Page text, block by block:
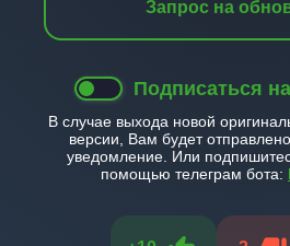
Запрос на
Подписаться
В случае выхода новой
версии, Вам будет
уведомление. Или
помощью телеграм бота: